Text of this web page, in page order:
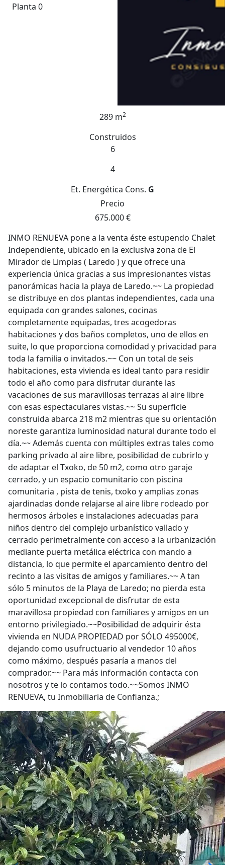
Planta 0
289 m2
Construidos
6
4
Et. Energética Cons. G
Precio
675.000 €
INMO RENUEVA pone a la venta éste estupendo Chalet
Independiente, ubicado en la exclusiva zona de El
Mirador de Limpias ( Laredo ) y que ofrece una
experiencia única gracias a sus impresionantes vistas
panorámicas hacia la playa de Laredo.~~ La propiedad
se distribuye en dos plantas independientes, cada una
equipada con grandes salones, cocinas
completamente equipadas, tres acogedoras
habitaciones y dos baños completos, uno de ellos en
suite, lo que proporciona comodidad y privacidad para
toda la familia o invitados.~~ Con un total de seis
habitaciones, esta vivienda es ideal tanto para residir
todo el año como para disfrutar durante las
vacaciones de sus maravillosas terrazas al aire libre
con esas espectaculares vistas.~~ Su superficie
construida abarca 218 m2 mientras que su orientación
noreste garantiza luminosidad natural durante todo el
día.~~ Además cuenta con múltiples extras tales como
parking privado al aire libre, posibilidad de cubrirlo y
de adaptar el Txoko, de 50 m2, como otro garaje
cerrado, y un espacio comunitario con piscina
comunitaria , pista de tenis, txoko y amplias zonas
ajardinadas donde relajarse al aire libre rodeado por
hermosos árboles e instalaciones adecuadas para
niños dentro del complejo urbanístico vallado y
cerrado perimetralmente con acceso a la urbanización
mediante puerta metálica eléctrica con mando a
distancia, lo que permite el aparcamiento dentro del
recinto a las visitas de amigos y familiares.~~ A tan
sólo 5 minutos de la Playa de Laredo; no pierda esta
oportunidad excepcional de disfrutar de esta
maravillosa propiedad con familiares y amigos en un
entorno privilegiado.~~Posibilidad de adquirir ésta
vivienda en NUDA PROPIEDAD por SÓLO 495000€,
dejando como usufructuario al vendedor 10 años
como máximo, después pasaría a manos del
comprador.~~ Para más información contacta con
nosotros y te lo contamos todo.~~Somos INMO
RENUEVA, tu Inmobiliaria de Confianza.;